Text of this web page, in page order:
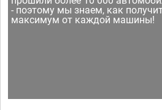
- поэтому мы знаем, как
максимум от каждой машины!